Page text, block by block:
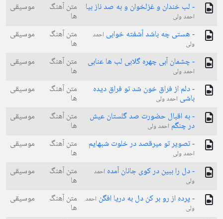
- لب خندان و غزلخوان و به صد ناز بیا
احمد ولی
متن آهنگ
ها
موسیقی
- هستی چه باشد آشفته خوابی احمد
ولی
متن آهنگ
ها
موسیقی
- چشمان آبی چهره گلابی لب ها عنابی
احمد ولی
متن آهنگ
ها
موسیقی
- دلم از فراق خون شد تو فراق دیده
باشی احمد ولی
متن آهنگ
ها
موسیقی
- به اقبال حضورت صد گلستان عیش
در چنگم احمد ولی
متن آهنگ
ها
موسیقی
- تصویر تو میرقصد در خلوت شبهایم
احمد ولی
متن آهنگ
ها
موسیقی
- دل را ببین در کوی جانان آمده احمد
ولی
متن آهنگ
ها
موسیقی
- پرده از رو بر کن دل به دریا افگن احمد
ولی
متن آهنگ
ها
موسیقی